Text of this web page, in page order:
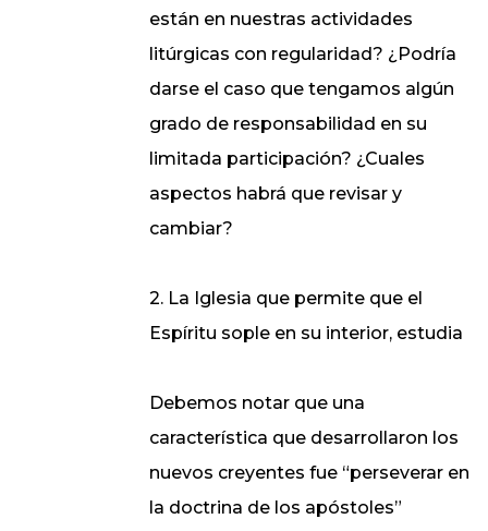
están en nuestras actividades
litúrgicas con regularidad? ¿Podría
darse el caso que tengamos algún
grado de responsabilidad en su
limitada participación? ¿Cuales
aspectos habrá que revisar y
cambiar?
2. La Iglesia que permite que el
Espíritu sople en su interior, estudia
Debemos notar que una
característica que desarrollaron los
nuevos creyentes fue “perseverar en
la doctrina de los apóstoles”